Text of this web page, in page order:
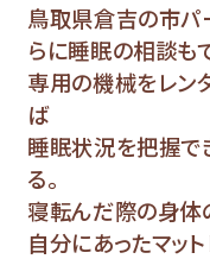
鳥取県倉吉の市パ
らに睡眠の相談も
専用の機械をレン
ば
睡眠状況を把握で
る。
寝転んだ際の身体
自分にあったマッ